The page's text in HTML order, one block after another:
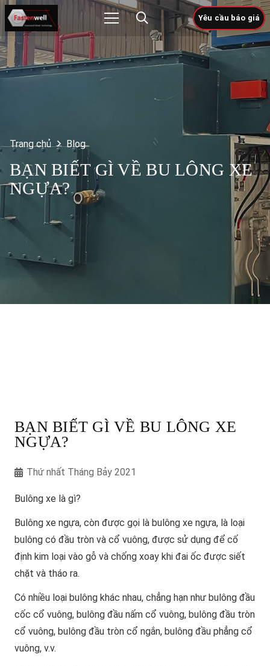
Yêu cầu báo giá
Trang chủ Blog
BẠN BIẾT GÌ VỀ BU LÔNG XE
NGỰA?
BẠN BIẾT GÌ VỀ BU LÔNG XE
NGỰA?
Thứ nhất Tháng Bảy 2021
Bulông xe là gì?
Bulông xe ngựa, còn được gọi là bulông xe ngựa, là loại
bulông có đầu tròn và cổ vuông, được sử dụng để cố
định kim loại vào gỗ và chống xoay khi đai ốc được siết
chặt và tháo ra.
Có nhiều loại bulông khác nhau, chẳng hạn như bulông đầu
cốc cổ vuông, bulông đầu nấm cổ vuông, bulông đầu tròn
cổ vuông, bulông đầu tròn cổ ngắn, bulông đầu phẳng cổ
vuông, v.v.